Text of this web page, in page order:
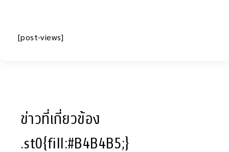
[post-views]
ข่าวที่เกี่ยวข้อง
.st0{fill:#B4B4B5;}